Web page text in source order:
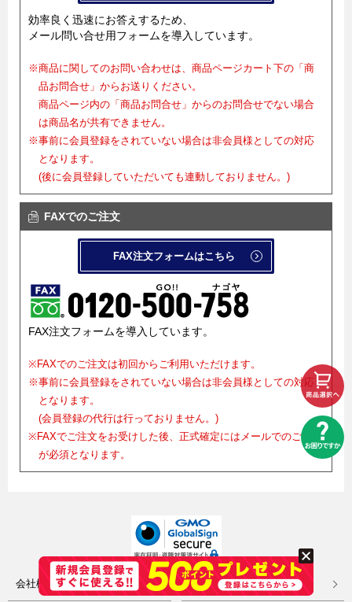
効率良く迅速にお答えするため、
メール問い合せ用フォームを導入しています。
※商品に関してのお問い合わせは、商品ページカート下の「商
品お問合せ」からお送りください。
商品ページ内の「商品お問合せ」からのお問合せでない場合
は商品名が共有できません。
※事前に会員登録をされていない場合は非会員様としての対応
となります。
(後に会員登録していただいても連動しておりません。)
FAXでのご注文
FAX注文フォームはこちら
FAX注文フォームを導入しています。
※FAXでのご注文は初回からご利用いただけます。
※事前に会員登録をされていない場合は非会員様としての対応
となります。
(会員登録の代行は行っておりません。)
※FAXでご注文をお受けした後、正式確定にはメールでのご確認
が必須となります。
会社概要 著作権について